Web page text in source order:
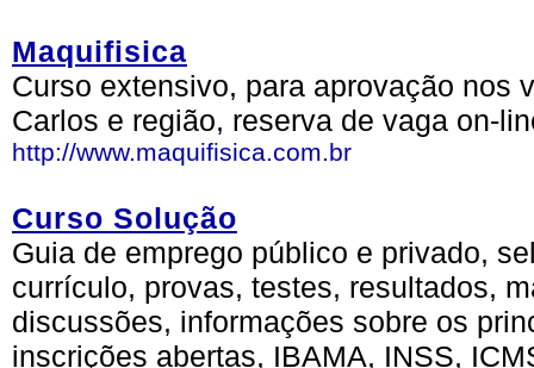
Maquifisica
Curso extensivo, para aprovação nos
Carlos e região, reserva de vaga on-
http://www.maquifisica.com.br
Curso Solução
Guia de emprego público e privado,
currículo, provas, testes, resultados,
discussões, informações sobre os
inscrições abertas, IBAMA, INSS,